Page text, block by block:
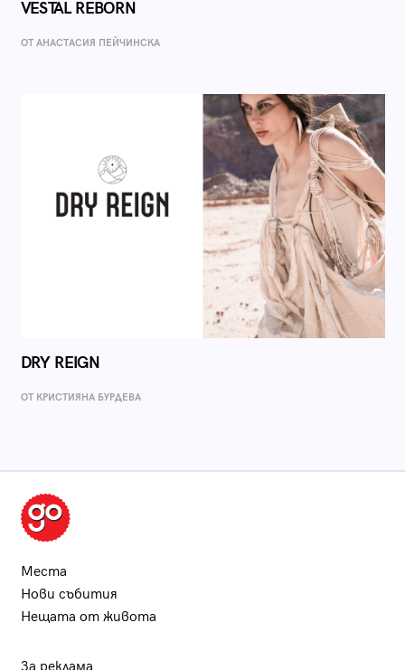
VESTAL REBORN
ОТ AНАСТАСИЯ ПЕЙЧИНСКА
DRY REIGN
ОТ КРИСТИЯНА БУРДЕВА
Места
Нови събития
Нещата от живота